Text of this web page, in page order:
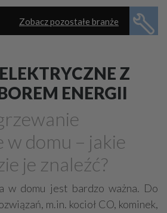
Zobacz pozostałe branże
ciepła
usługi
Automatyka domowa
urządzenia
zabezpieczenia
Systemy energooszczędne
Z
ENERGII
domu – jakie
je znaleźć?
w domu jest bardzo ważna. Do
m.in. kocioł CO, kominek,